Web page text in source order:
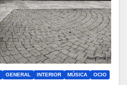
GENERAL INTERIOR MÚSICA OCIO